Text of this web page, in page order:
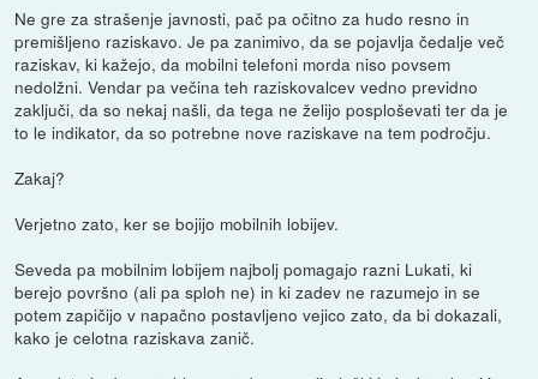
Ne gre za strašenje javnosti, pač pa očitno za hudo resno in
premišljeno raziskavo. Je pa zanimivo, da se pojavlja čedalje več
raziskav, ki kažejo, da mobilni telefoni morda niso povsem
nedolžni. Vendar pa večina teh raziskovalcev vedno previdno
zaključi, da so nekaj našli, da tega ne želijo posploševati ter da je
to le indikator, da so potrebne nove raziskave na tem področju.
Zakaj?
Verjetno zato, ker se bojijo mobilnih lobijev.
Seveda pa mobilnim lobijem najbolj pomagajo razni Lukati, ki
berejo površno (ali pa sploh ne) in ki zadev ne razumejo in se
potem zapičijo v napačno postavljeno vejico zato, da bi dokazali,
kako je celotna raziskava zanič.